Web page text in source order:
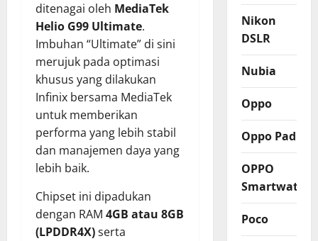
ditenagai oleh MediaTek
Helio G99 Ultimate.
Imbuhan “Ultimate” di sini
merujuk pada optimasi
khusus yang dilakukan
Infinix bersama MediaTek
untuk memberikan
performa yang lebih stabil
dan manajemen daya yang
lebih baik.
Chipset ini dipadukan
dengan RAM 4GB atau 8GB
(LPDDR4X)serta
Nikon
DSLR
Nubia
Oppo
Oppo Pad
OPPO
Smartwatch
Poco